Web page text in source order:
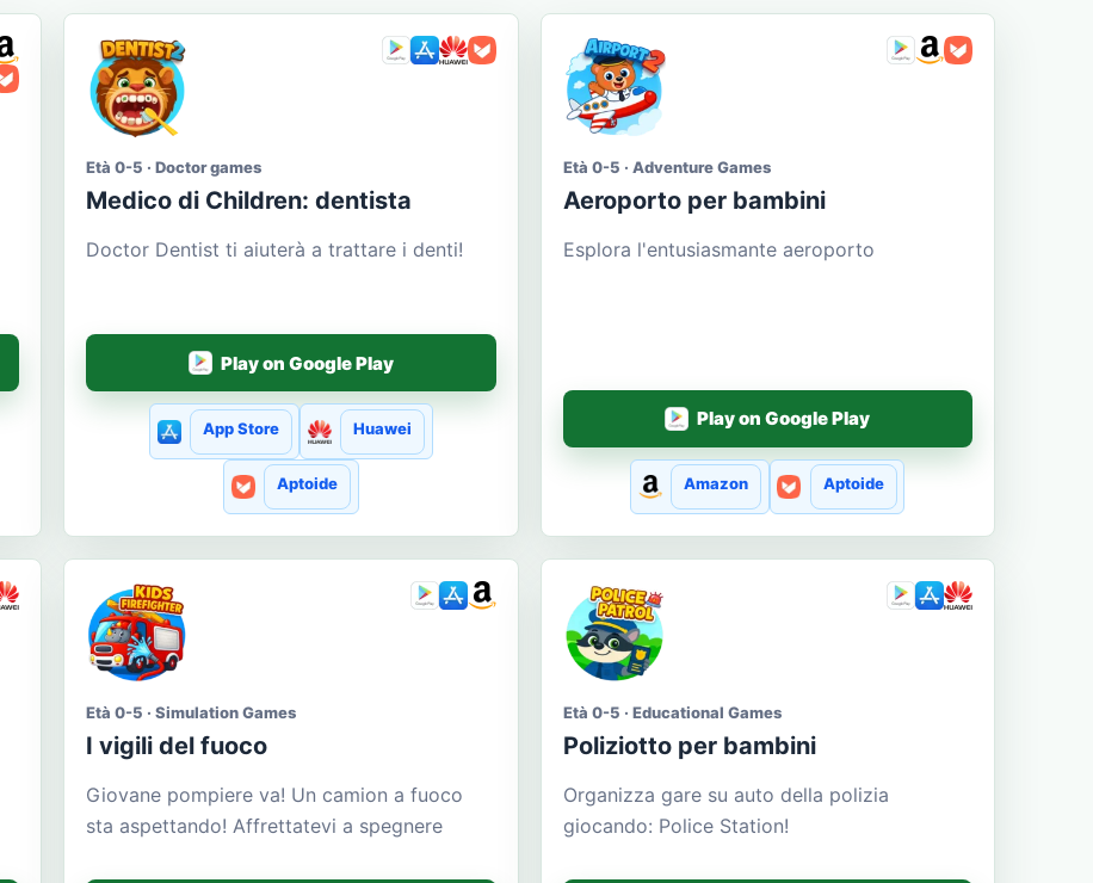
Età 0-5 · Doctor games
Medico di Сhildren: dentista
Doctor Dentist ti aiuterà a trattare i denti!
Play on Google Play
App Store Huawei
Aptoide
Età 0-5 · Adventure Games
Aeroporto per bambini
Esplora l'entusiasmante aeroporto
Play on Google Play
Amazon Aptoide
Età 0-5 · Simulation Games
I vigili del fuoco
Giovane pompiere va! Un camion a fuoco
sta aspettando! Affrettatevi a spegnere
Età 0-5 · Educational Games
Poliziotto per bambini
Organizza gare su auto della polizia
giocando: Police Station!